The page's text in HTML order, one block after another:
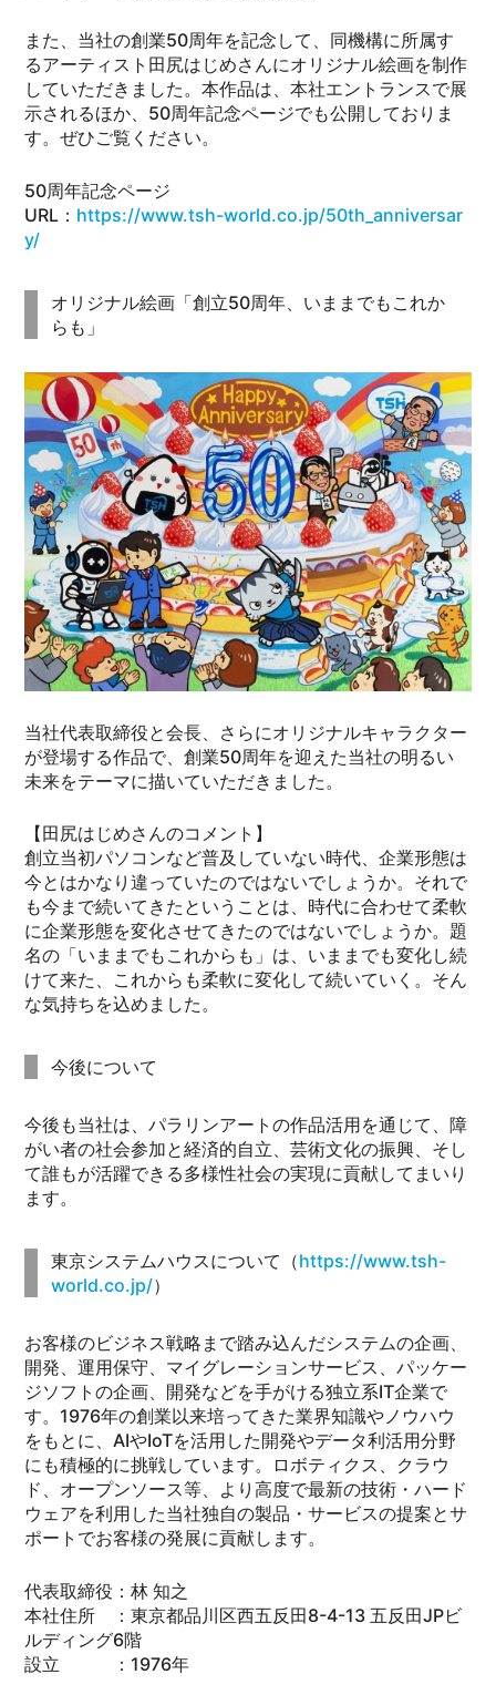
また、当社の創業50周年を記念して、同機構に所属す
るアーティスト田尻はじめさんにオリジナル絵画を制作
していただきました。本作品は、本社エントランスで展
示されるほか、50周年記念ページでも公開しておりま
す。ぜひご覧ください。
50周年記念ページ
URL： https://www.tsh-world.co.jp/50th_anniversar
y/
オリジナル絵画「創立50周年、いままでもこれか
らも」
当社代表取締役と会長、さらにオリジナルキャラクター
が登場する作品で、創業50周年を迎えた当社の明るい
未来をテーマに描いていただきました。
【田尻はじめさんのコメント】
創立当初パソコンなど普及していない時代、企業形態は
今とはかなり違っていたのではないでしょうか。それで
も今まで続いてきたということは、時代に合わせて柔軟
に企業形態を変化させてきたのではないでしょうか。題
名の「いままでもこれからも」は、いままでも変化し続
けて来た、これからも柔軟に変化して続いていく。そん
な気持ちを込めました。
今後について
今後も当社は、パラリンアートの作品活用を通じて、障
がい者の社会参加と経済的自立、芸術文化の振興、そし
て誰もが活躍できる多様性社会の実現に貢献してまいり
ます。
東京システムハウスについて（https://www.tsh-
world.co.jp/）
お客様のビジネス戦略まで踏み込んだシステムの企画、
開発、運用保守、マイグレーションサービス、パッケー
ジソフトの企画、開発などを手がける独立系IT企業で
す。1976年の創業以来培ってきた業界知識やノウハウ
をもとに、AIやIoTを活用した開発やデータ利活用分野
にも積極的に挑戦しています。ロボティクス、クラウ
ド、オープンソース等、より高度で最新の技術・ハード
ウェアを利用した当社独自の製品・サービスの提案とサ
ポートでお客様の発展に貢献します。
代表取締役：林 知之
本社住所 ：東京都品川区西五反田8-4-13 五反田JPビ
ルディング6階
設立 ：1976年